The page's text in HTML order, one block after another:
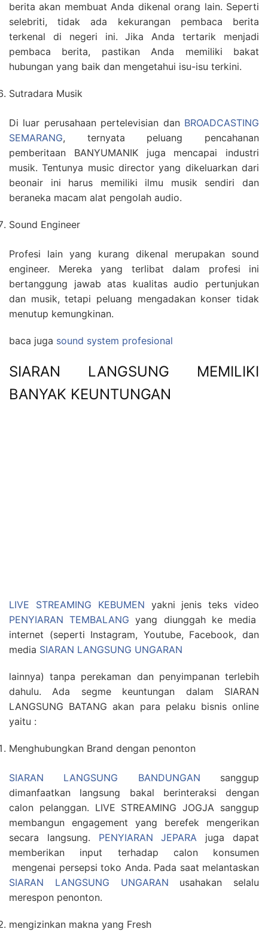
berita akan membuat Anda dikenal orang lain. Seperti
selebriti, tidak ada kekurangan pembaca berita
terkenal di negeri ini. Jika Anda tertarik menjadi
pembaca berita, pastikan Anda memiliki bakat
hubungan yang baik dan mengetahui isu-isu terkini.
Sutradara Musik
Di luar perusahaan pertelevisian dan BROADCASTING
SEMARANG, ternyata peluang pencahanan
pemberitaan BANYUMANIK juga mencapai industri
musik. Tentunya music director yang dikeluarkan dari
beonair ini harus memiliki ilmu musik sendiri dan
beraneka macam alat pengolah audio.
Sound Engineer
Profesi lain yang kurang dikenal merupakan sound
engineer. Mereka yang terlibat dalam profesi ini
bertanggung jawab atas kualitas audio pertunjukan
dan musik, tetapi peluang mengadakan konser tidak
menutup kemungkinan.
baca juga sound system profesional
SIARAN LANGSUNG MEMILIKI
BANYAK KEUNTUNGAN
LIVE STREAMING KEBUMEN yakni jenis teks video
PENYIARAN TEMBALANG yang diunggah ke media
internet (seperti Instagram, Youtube, Facebook, dan
media SIARAN LANGSUNG UNGARAN
lainnya) tanpa perekaman dan penyimpanan terlebih
dahulu. Ada segme keuntungan dalam SIARAN
LANGSUNG BATANG akan para pelaku bisnis online
yaitu :
Menghubungkan Brand dengan penonton
SIARAN LANGSUNG BANDUNGAN sanggup
dimanfaatkan langsung bakal berinteraksi dengan
calon pelanggan. LIVE STREAMING JOGJA sanggup
membangun engagement yang berefek mengerikan
secara langsung. PENYIARAN JEPARA juga dapat
memberikan input terhadap calon konsumen
mengenai persepsi toko Anda. Pada saat melantaskan
SIARAN LANGSUNG UNGARAN usahakan selalu
merespon penonton.
mengizinkan makna yang Fresh